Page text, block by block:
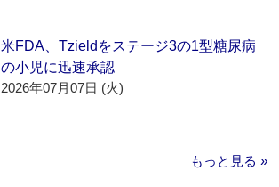
米FDA、Tzieldをステージ3の1型糖尿病
の小児に迅速承認
2026年07月07日 (火)
もっと見る »